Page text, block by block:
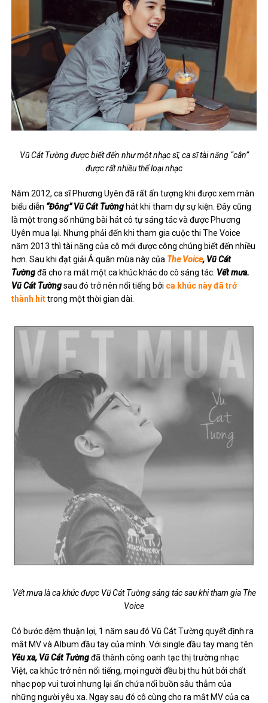
Vũ Cát Tường được biết đến như một nhạc sĩ, ca sĩ tài năng “cân”
được rất nhiều thể loại nhạc
Năm 2012, ca sĩ Phương Uyên đã rất ấn tượng khi được xem màn
biểu diễn “Đông” Vũ Cát Tường hát khi tham dự sự kiện. Đây cũng
là một trong số những bài hát cô tự sáng tác và được Phương
Uyên mua lại. Nhưng phải đến khi tham gia cuộc thi The Voice
năm 2013 thì tài năng của cô mới được công chúng biết đến nhiều
hơn. Sau khi đạt giải Á quân mùa này của The Voice, Vũ Cát
Tườngđã cho ra mắt một ca khúc khác do cô sáng tác: Vết mưa.
Vũ Cát Tườngsau đó trở nên nổi tiếng bởi ca khúc này đã trở
thành hittrong một thời gian dài.
Vết mưa là ca khúc được Vũ Cát Tường sáng tác sau khi tham gia The
Voice
Có bước đệm thuận lợi, 1 năm sau đó Vũ Cát Tường quyết định ra
mắt MV và Album đầu tay của mình. Với single đầu tay mang tên
Yêu xa, Vũ Cát Tườngđã thành công oanh tạc thị trường nhạc
Việt, ca khúc trở nên nổi tiếng, mọi người đều bị thu hút bởi chất
nhạc pop vui tươi nhưng lại ẩn chứa nổi buồn sâu thẳm của
những người yêu xa. Ngay sau đó cô cùng cho ra mắt MV của ca